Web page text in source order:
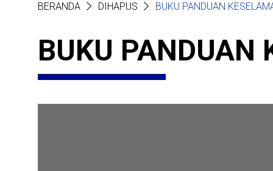
BERANDA DIHAPUS BUKU PANDUAN
BUKU PANDUAN